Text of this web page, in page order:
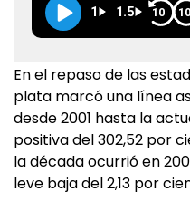
1 1.5 10 10
En el repaso de las
plata marcó una línea
desde 2001 hasta la
positiva del 302,52 por
la década ocurrió en
leve baja del 2,13 por